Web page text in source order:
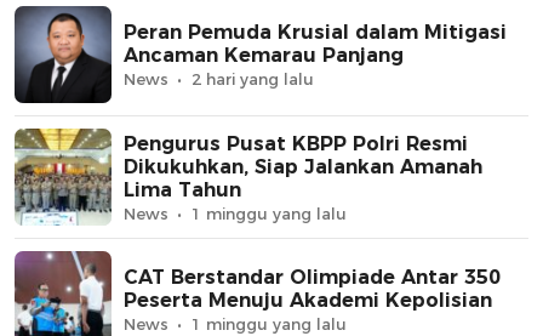
Peran Pemuda Krusial dalam Mitigasi
Ancaman Kemarau Panjang
News 2 hari yang lalu
Pengurus Pusat KBPP Polri Resmi
Dikukuhkan, Siap Jalankan Amanah
Lima Tahun
News 1 minggu yang lalu
CAT Berstandar Olimpiade Antar 350
Peserta Menuju Akademi Kepolisian
News 1 minggu yang lalu